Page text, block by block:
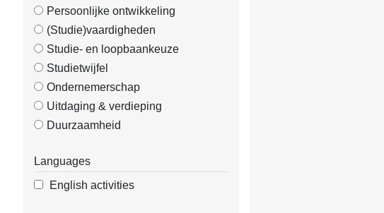
Persoonlijke ontwikkeling
(Studie)vaardigheden
Studie- en loopbaankeuze
Studietwijfel
Ondernemerschap
Uitdaging & verdieping
Duurzaamheid
Languages
English activities